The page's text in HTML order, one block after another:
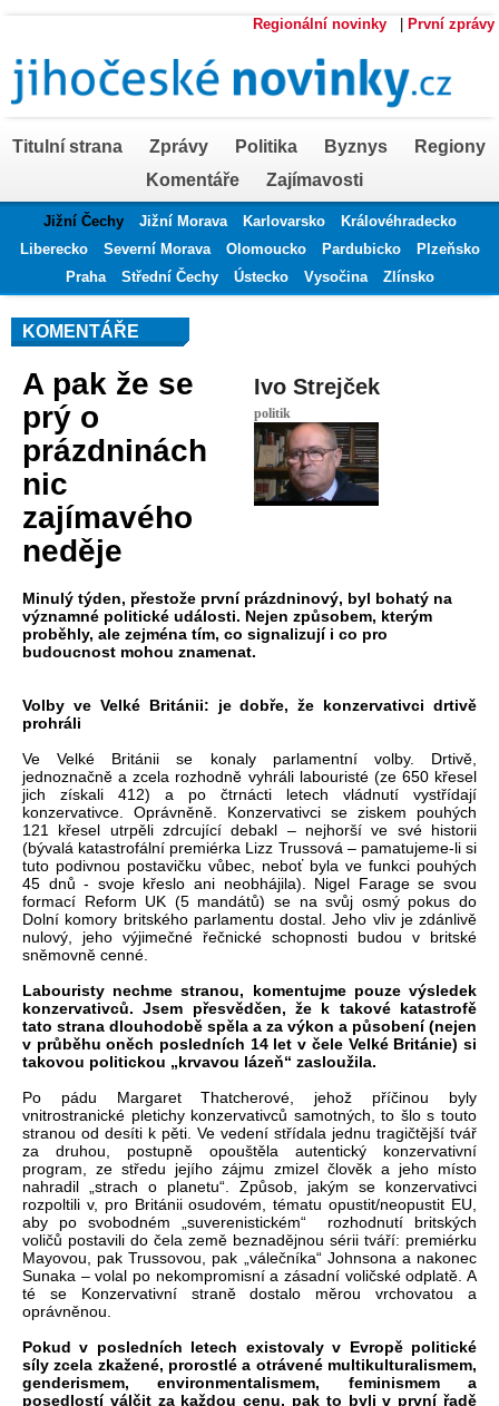
Regionální novinky První zprávy
Titulní strana Zprávy Politika Byznys
Regiony
Komentáře
Zajímavosti
Jižní Čechy Jižní Morava Karlovarsko
Královéhradecko
Liberecko
Severní Morava Olomoucko Pardubicko
Plzeňsko
Praha
Střední Čechy Ústecko Vysočina Zlínsko
KOMENTÁŘE
Ivo Strejček
politik
A pak že se
prý o
prázdninách
nic
zajímavého
neděje
Minulý týden, přestože první prázdninový, byl bohatý na
významné politické události. Nejen způsobem, kterým
proběhly, ale zejména tím, co signalizují i co pro
budoucnost mohou znamenat.
Volby ve Velké Británii: je dobře, že konzervativci drtivě
prohráli
Ve Velké Británii se konaly parlamentní volby. Drtivě,
jednoznačně a zcela rozhodně vyhráli labouristé (ze 650 křesel
jich získali 412) a po čtrnácti letech vládnutí vystřídají
konzervativce. Oprávněně. Konzervativci se ziskem pouhých
121 křesel utrpěli zdrcující debakl – nejhorší ve své historii
(bývalá katastrofální premiérka Lizz Trussová – pamatujeme-li si
tuto podivnou postavičku vůbec, neboť byla ve funkci pouhých
45 dnů - svoje křeslo ani neobhájila). Nigel Farage se svou
formací Reform UK (5 mandátů) se na svůj osmý pokus do
Dolní komory britského parlamentu dostal. Jeho vliv je zdánlivě
nulový, jeho výjimečné řečnické schopnosti budou v britské
sněmovně cenné.
Labouristy nechme stranou, komentujme pouze výsledek
konzervativců. Jsem přesvědčen, že k takové katastrofě
tato strana dlouhodobě spěla a za výkon a působení (nejen
v průběhu oněch posledních 14 let v čele Velké Británie) si
takovou politickou „krvavou lázeň“ zasloužila.
Po pádu Margaret Thatcherové, jehož příčinou byly
vnitrostranické pletichy konzervativců samotných, to šlo s touto
stranou od desíti k pěti. Ve vedení střídala jednu tragičtější tvář
za druhou, postupně opouštěla autentický konzervativní
program, ze středu jejího zájmu zmizel člověk a jeho místo
nahradil „strach o planetu“. Způsob, jakým se konzervativci
rozpoltili v, pro Británii osudovém, tématu opustit/neopustit EU,
aby po svobodném „suverenistickém“ rozhodnutí britských
voličů postavili do čela země beznadějnou sérii tváří: premiérku
Mayovou, pak Trussovou, pak „válečníka“ Johnsona a nakonec
Sunaka – volal po nekompromisní a zásadní voličské odplatě. A
té se Konzervativní straně dostalo měrou vrchovatou a
oprávněnou.
Pokud v posledních letech existovaly v Evropě politické
síly zcela zkažené, prorostlé a otrávené multikulturalismem,
genderismem, environmentalismem, feminismem a
posedlostí válčit za každou cenu, pak to byli v první řadě